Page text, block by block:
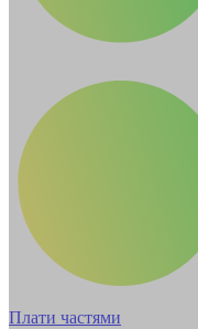
Плати частями